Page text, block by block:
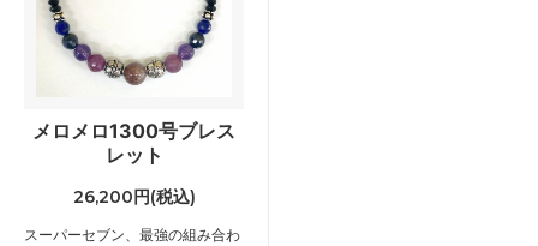
メロメロ1300号ブレス
レット
26,200円(税込)
スーパーセブン、最強の組み合わ